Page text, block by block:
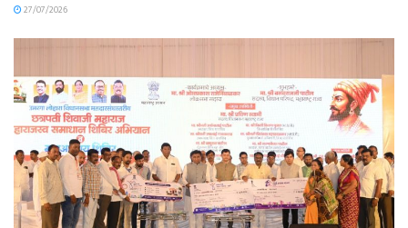
27/07/2026